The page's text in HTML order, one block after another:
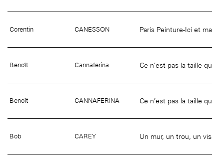
Corentin CANESSON Paris Peinture-Ici et
Benoît Cannaferina Ce n’est pas la taille qui
Benoît CANNAFERINA Ce n’est pas la taille qui
Bob CAREY Un mur, un trou, un visage